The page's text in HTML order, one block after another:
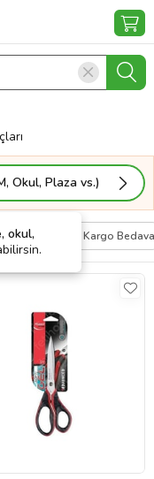
Okul, Plaza vs.)
okul,
Özel Kargo Bedava